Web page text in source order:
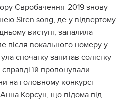
Євробачення-2019 знову
Siren song, де у відвертому
виступі, запалила
після вокального номеру у
спочатку запитав солістку
їй пропонували
на головному конкурсі
Корсун, що відома під